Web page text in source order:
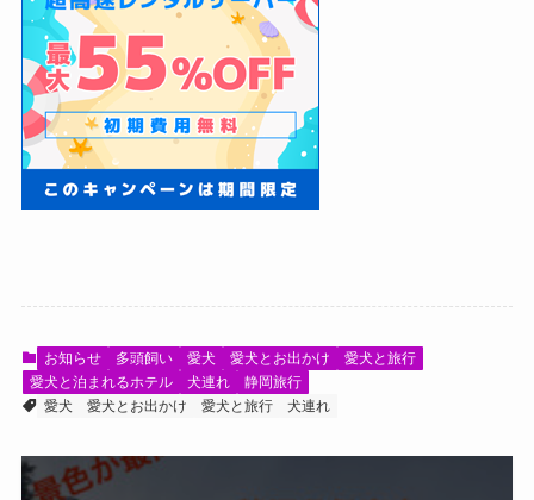
お知らせ 多頭飼い 愛犬 愛犬とお出かけ
愛犬と旅行
愛犬と泊まれるホテル
犬連れ
静岡旅行
愛犬
愛犬とお出かけ 愛犬と旅行 犬連れ